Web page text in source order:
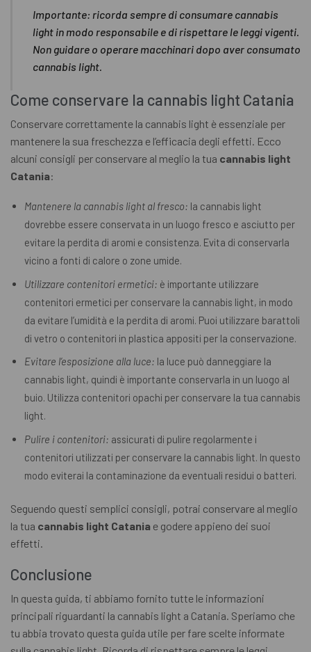
Importante: ricorda sempre di consumare cannabis
light in modo responsabile e di rispettare le leggi vigenti.
Non guidare o operare macchinari dopo aver consumato
cannabis light.
Come conservare la cannabis light Catania
Conservare correttamente la cannabis light è essenziale per
mantenere la sua freschezza e l’efficacia degli effetti. Ecco
alcuni consigli per conservare al meglio la tua cannabis light
Catania:
Mantenere la cannabis light al fresco: la cannabis light
dovrebbe essere conservata in un luogo fresco e asciutto per
evitare la perdita di aromi e consistenza. Evita di conservarla
vicino a fonti di calore o zone umide.
Utilizzare contenitori ermetici: è importante utilizzare
contenitori ermetici per conservare la cannabis light, in modo
da evitare l’umidità e la perdita di aromi. Puoi utilizzare barattoli
di vetro o contenitori in plastica appositi per la conservazione.
Evitare l’esposizione alla luce: la luce può danneggiare la
cannabis light, quindi è importante conservarla in un luogo al
buio. Utilizza contenitori opachi per conservare la tua cannabis
light.
Pulire i contenitori: assicurati di pulire regolarmente i
contenitori utilizzati per conservare la cannabis light. In questo
modo eviterai la contaminazione da eventuali residui o batteri.
Seguendo questi semplici consigli, potrai conservare al meglio
la tua cannabis light Catania e godere appieno dei suoi
effetti.
Conclusione
In questa guida, ti abbiamo fornito tutte le informazioni
principali riguardanti la cannabis light a Catania. Speriamo che
tu abbia trovato questa guida utile per fare scelte informate